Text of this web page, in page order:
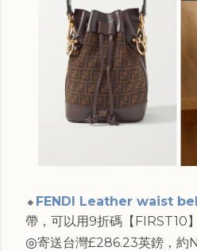
🔸 FENDI Leather waist
帶，可以用9折碼【FIRST10
◎寄送台灣£286.23英鎊，約